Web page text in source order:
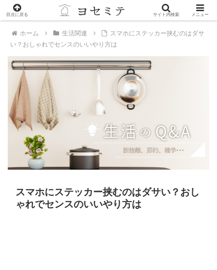
PR
ホーム 生活関連
スマホにステッカー挟むのはダサ
い？おしゃれでセンスのいいやり方は
スマホにステッカー挟むのはダサい？おし
ゃれでセンスのいいやり方は
目次に戻る サイト内検索 メニュー